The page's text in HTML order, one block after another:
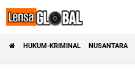
HUKUM-KRIMINAL NUSANTARA